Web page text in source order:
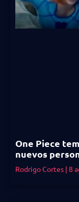
One Piece
nuevos
Rodrigo Cortes 8